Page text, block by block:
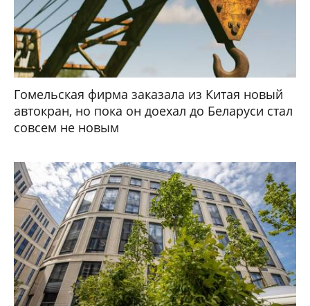
Гомельская фирма заказала из Китая новый
автокран, но пока он доехал до Беларуси стал
совсем не новым